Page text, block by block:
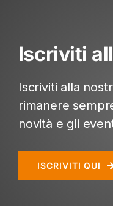
Iscriviti
Iscriviti alla
rimanere
novità e gli
ISCRIVITI QUI